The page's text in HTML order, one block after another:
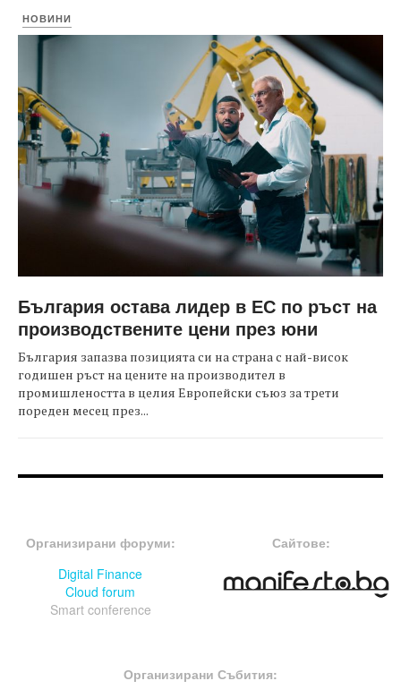
НОВИНИ
България остава лидер в ЕС по ръст на
производствените цени през юни
България запазва позицията си на страна с най-висок
годишен ръст на цените на производител в
промишлеността в целия Европейски съюз за трети
пореден месец през...
Организирани форуми:
Digital Finance
Cloud forum
Smart conference
Сайтове:
Организирани Събития: